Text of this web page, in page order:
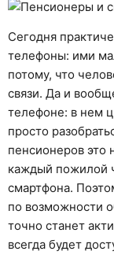
Жизнь
Экономика
Общество
Рассказать новость
Сегодня
телефоны: ими
потому, что
связи. Да и
телефоне: в нем
просто
пенсионеров это
каждый пожилой
смартфона.
по возможности
точно станет
всегда будет